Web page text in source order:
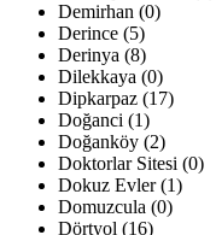
Demirhan (0)
Derince (5)
Derinya (8)
Dilekkaya (0)
Dipkarpaz (17)
Doğanci (1)
Doğanköy (2)
Doktorlar Sitesi (0)
Dokuz Evler (1)
Domuzcula (0)
Dörtyol (16)